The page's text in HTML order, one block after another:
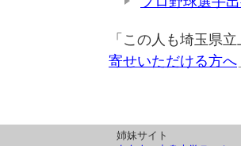
「この人も埼玉県
寄せいただける方へ
姉妹サイト